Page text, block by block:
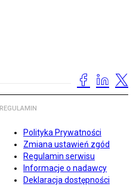
REGULAMIN
Polityka Prywatności
Zmiana ustawień zgód
Regulamin serwisu
Informacje o nadawcy
Deklaracja dostępności